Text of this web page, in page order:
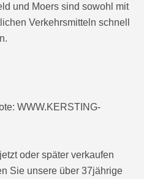
und Moers sind sowohl mit
Verkehrsmitteln schnell
WWW.KERSTING-
oder später verkaufen
Sie unsere über 37jährige